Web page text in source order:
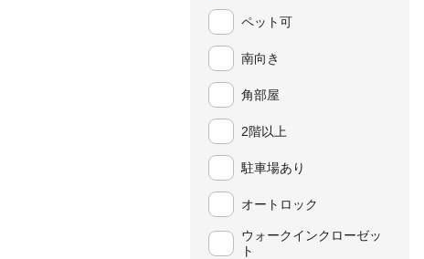
ペット可
南向き
角部屋
2階以上
駐車場あり
オートロック
ウォークインクローゼッ
ト